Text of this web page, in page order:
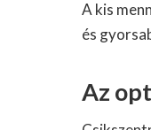
A kis
és
Az